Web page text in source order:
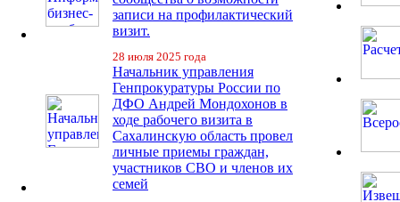
записи на профилактический
визит.
28 июля 2025 года
Начальник управления
Генпрокуратуры России по
ДФО Андрей Мондохонов в
ходе рабочего визита в
Сахалинскую область провел
личные приемы граждан,
участников СВО и членов их
семей